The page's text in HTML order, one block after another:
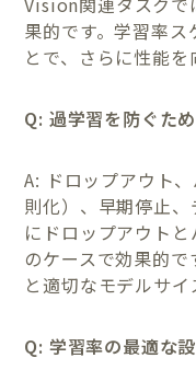
果的です。学習率
とで、さらに性能を
Q: 過学習を防ぐた
A: ドロップアウト
則化）、早期停止
にドロップアウト
のケースで効果的
と適切なモデルサイ
Q: 学習率の最適な